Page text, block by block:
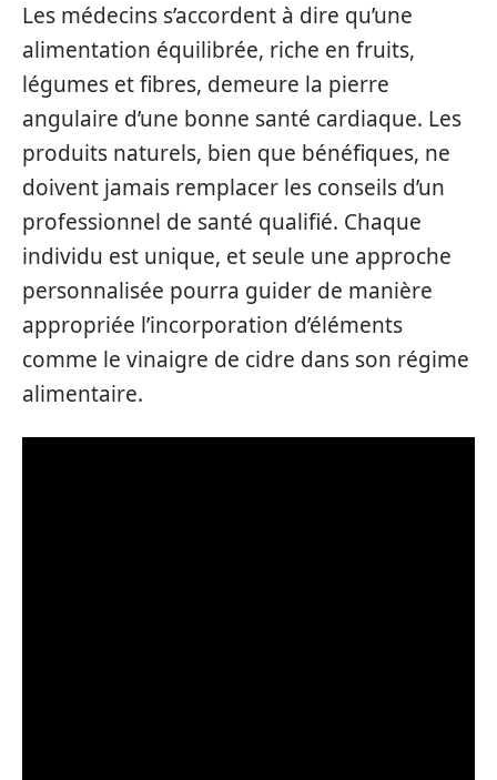
Les médecins s’accordent à dire qu’une
alimentation équilibrée, riche en fruits,
légumes et fibres, demeure la pierre
angulaire d’une bonne santé cardiaque. Les
produits naturels, bien que bénéfiques, ne
doivent jamais remplacer les conseils d’un
professionnel de santé qualifié. Chaque
individu est unique, et seule une approche
personnalisée pourra guider de manière
appropriée l’incorporation d’éléments
comme le vinaigre de cidre dans son régime
alimentaire.